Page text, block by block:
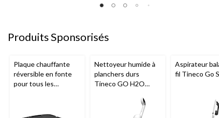
Produits Sponsorisés
Plaque chauffante
réversible en fonte
pour tous les
série Q285
Nettoyeur humide à
planchers durs
Tineco GO H2O
Aspirateur
fil Tineco Go